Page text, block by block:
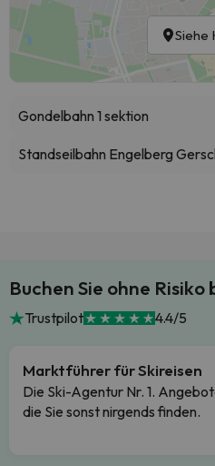
Siehe
Gondelbahn 1 sektion
Standseilbahn Engelberg
Buchen Sie ohne Risiko
Trustpilot 4.4/5
Marktführer für Skireisen
Die Ski-Agentur Nr. 1.
die Sie sonst nirgends finden.